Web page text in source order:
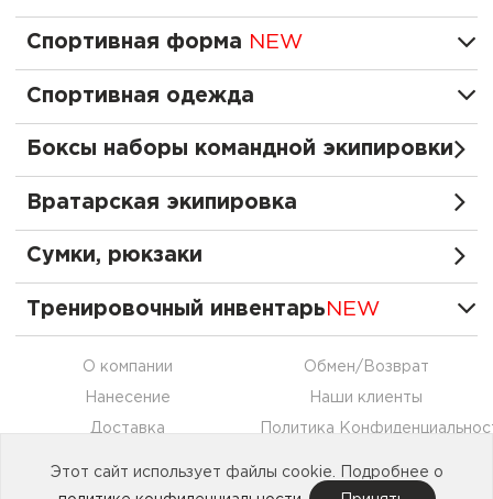
Спортивная форма NEW
Спортивная одежда
Боксы наборы командной экипировки
Вратарская экипировка
Сумки, рюкзаки
Тренировочный инвентарь NEW
О компании
Нанесение
Доставка
Сотрудничество
Обмен/Возврат
Наши клиенты
Политика
Этот сайт использует файлы cookie. Подробнее о